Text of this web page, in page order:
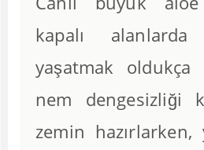
kapalı
yaşatmak
nem dengesizliği
zemin hazırlarken,